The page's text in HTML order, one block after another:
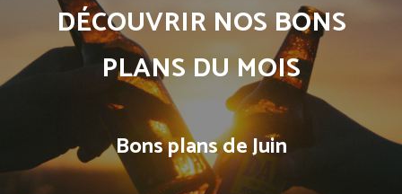
DÉCOUVRIR NOS BONS
PLANS DU MOIS
Bons plans de Juin